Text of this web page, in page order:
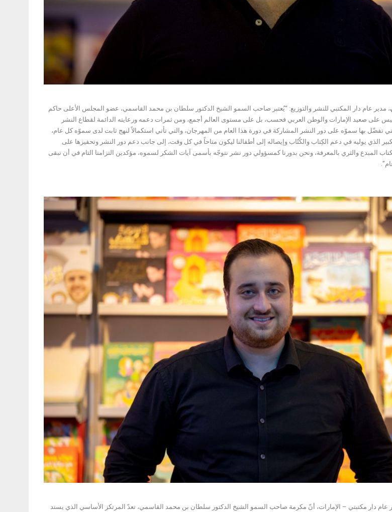
، مدير عام دار المكتبي للنشر والتوزيع: “يُعتبر صاحب السمو الشيخ الدكتور سلطان بن محمد القاسمي، عضو المجلس الأعلى حاكم
ليس على صعيد الإمارات والوطن العربي فحسب، بل على مستوى العالم أجمع، ومن ثمرات دعمه ورعايته الدائمة لقطاع النشر
تفضّل بها سموّه على دور النشر المشاركة في دورة هذا العام من المهرجان، والتي تأتي استكمالاً لنهج ثابت لدى سموّه كل عام،
الذي يوليه في دعم الكِتاب والكُتّاب وإيصاله إلى أطفالنا ليكون متاحاً في كل وقت، إلى جانب دعم دور النشر وتحفيزها على
المبدع والثري بالمعرفة، ونحن بدورنا كمسؤولي دور نشر نتوجّه بأسمى آيات الشكر لسموه، مؤكدين التزامنا التام في أن نبقى
عام دار مكتبتي – الإمارات، أنّ مكرمة صاحب السمو الشيخ الدكتور سلطان بن محمد القاسمي، تعدّ المرتكز الأساسي الذي يسند